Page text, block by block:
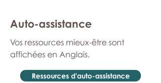
Auto-assistance
Vos ressources mieux-être sont
affichées en Anglais.
Ressources d'auto-assistance